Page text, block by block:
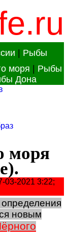
Рыбы
моря
Рыбы
Дона
моря
03-2021 3:22;
новым